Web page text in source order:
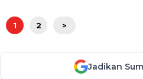
1 2 >
Jadikan